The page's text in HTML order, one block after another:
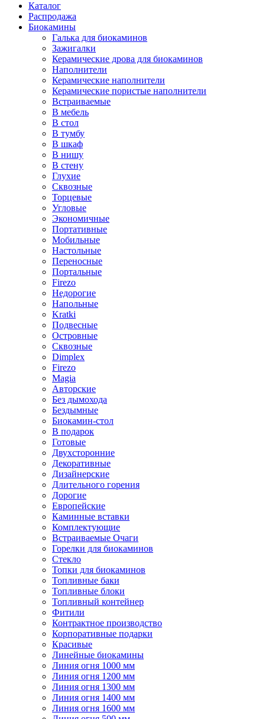
Каталог
Распродажа
Биокамины
Галька для биокаминов
Зажигалки
Керамические дрова для биокаминов
Наполнители
Керамические наполнители
Керамические пористые наполнители
Встраиваемые
В мебель
В стол
В тумбу
В шкаф
В нишу
В стену
Глухие
Сквозные
Торцевые
Угловые
Экономичные
Портативные
Мобильные
Настольные
Переносные
Портальные
Firezo
Недорогие
Напольные
Kratki
Подвесные
Островные
Сквозные
Dimplex
Firezo
Magia
Авторские
Без дымохода
Бездымные
Биокамин-стол
В подарок
Готовые
Двухсторонние
Декоративные
Дизайнерские
Длительного горения
Дорогие
Европейские
Каминные вставки
Комплектующие
Встраиваемые Очаги
Горелки для биокаминов
Стекло
Топки для биокаминов
Топливные баки
Топливные блоки
Топливный контейнер
Фитили
Контрактное производство
Корпоративные подарки
Красивые
Линейные биокамины
Линия огня 1000 мм
Линия огня 1200 мм
Линия огня 1300 мм
Линия огня 1400 мм
Линия огня 1600 мм